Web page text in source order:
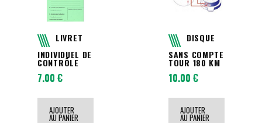
LIVRET
INDIVIDUEL DE
CONTRÔLE
7.00 €
AJOUTER
AU PANIER
DISQUE
SANS COMPTE
TOUR 180 KM
10.00 €
AJOUTER
AU PANIER